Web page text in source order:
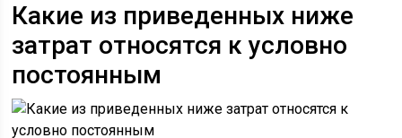
Какие из приведенных ниже
затрат относятся к условно
постоянным